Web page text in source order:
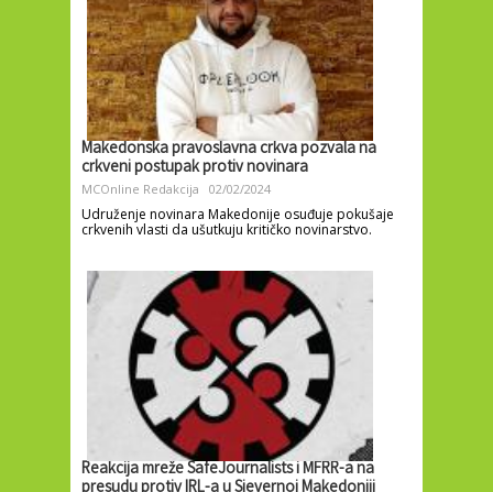
Makedonska pravoslavna crkva pozvala na
crkveni postupak protiv novinara
MCOnline Redakcija 02/02/2024
Udruženje novinara Makedonije osuđuje pokušaje
crkvenih vlasti da ušutkuju kritičko novinarstvo.
Reakcija mreže SafeJournalists i MFRR-a na